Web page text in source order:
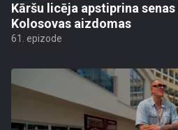
Kāršu licēja apstiprina
Kolosovas aizdomas
61. epizode